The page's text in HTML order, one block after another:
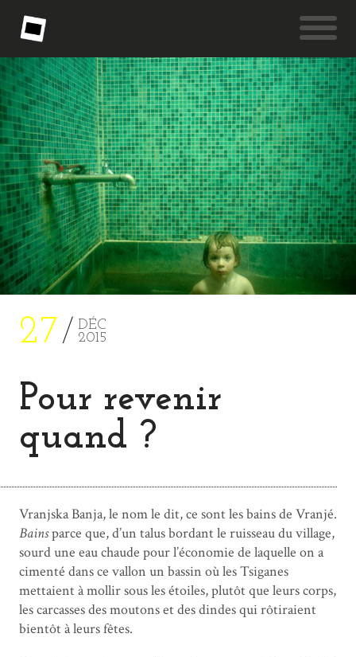
27
DÉC
2015
Pour revenir
quand ?
Vranjska Banja, le nom le dit, ce sont les bains de Vranjé.
Bainsparce que, d’un talus bordant le ruisseau du village,
sourd une eau chaude pour l’économie de laquelle on a
cimenté dans ce vallon un bassin où les Tsiganes
mettaient à mollir sous les étoiles, plutôt que leurs corps,
les carcasses des moutons et des dindes qui rôtiraient
bientôt à leurs fêtes.